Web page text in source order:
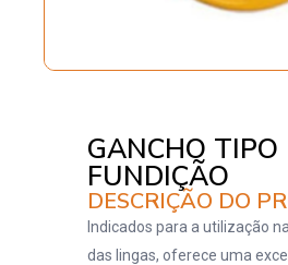
GANCHO TIPO
FUNDIÇÃO
DESCRIÇÃO DO
Indicados para a utilização
das lingas, oferece uma